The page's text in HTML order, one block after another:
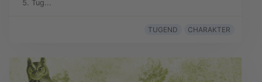
Tug...
TUGEND CHARAKTER